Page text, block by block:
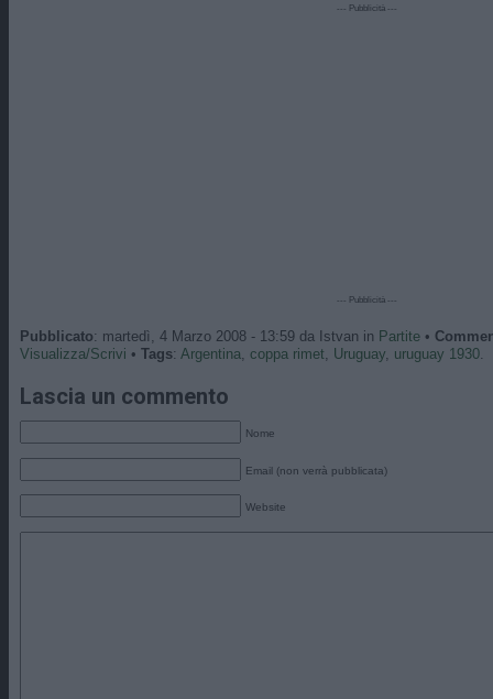
--- Pubblicità ---
--- Pubblicità ---
Pubblicato: martedì, 4 Marzo 2008 - 13:59 da Istvan in Partite •
Visualizza/Scrivi • Tags: Argentina coppa rimet Uruguay uruguay 1930
Lascia un commento
Nome
Email (non verrà pubblicata)
Website